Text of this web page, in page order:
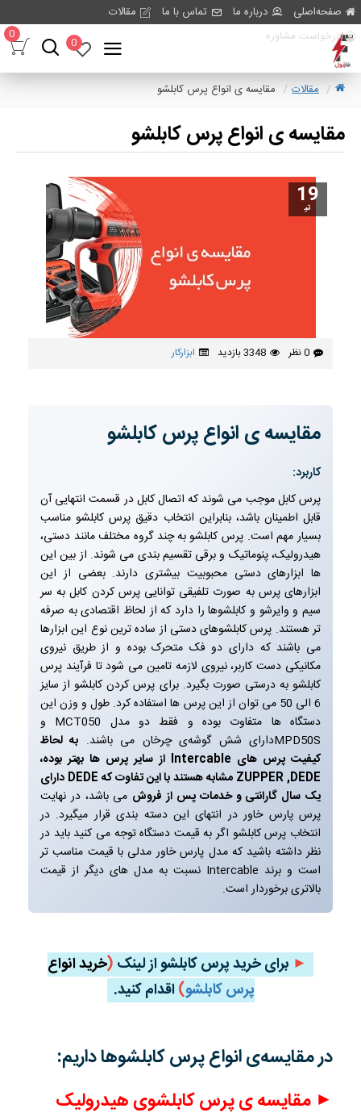
صفحه‌اصلی درباره ما تماس با ما
مقالات
درخواست مشاوره
0
0
مقالات مقایسه ی انواع پرس کابلشو
مقایسه ی انواع پرس کابلشو
19
تی‍
0 نظر 3348 بازدید ابزارکار
مقایسه ی انواع پرس کابلشو
کاربرد:
پرس کابل موجب می شوند که اتصال کابل در قسمت انتهایی آن
قابل اطمینان باشد، بنابراین انتخاب دقیق پرس کابلشو مناسب
بسیار مهم است. پرس کابلشوبه چند گروه مختلف مانند دستی،
هیدرولیک، پنوماتیک و برقی تقسیم بندی می شوند. از بین این
ها ابزارهای دستی محبوبیت بیشتری دارند. بعضی از این
ابزارهای پرس به صورت تلفیقی توانایی پرس کردن کابل به سر
سیم و وایرشو و کابلشوها را دارد که از لحاظ اقتصادی به صرفه
تر هستند. پرس کابلشوهای دستی از ساده ترین نوع این ابزارها
می باشند که دارای دو فک متحرک بوده و از طریق نیروی
مکانیکی دست کاربر، نیروی لازمه تامین می شود تا فرآیند پرس
کابلشو به درستی صورت بگیرد. برای پرس کردن کابلشو از سایز
6 الی 50 می توان از این پرس ها استفاده کرد. طول و وزن این
دستگاه ها متفاوت بوده و فقط دو مدل MCT050 و
MPD50Sدارای شش گوشه‌ی چرخان می باشند.
به لحاظ
کیفیت پرس های Intercable از سایر پرس ها بهتر بوده،
ZUPPER ,DEDE مشابه هستند با این تفاوت که DEDE دارای
یک سال گارانتی و خدمات پس از فروش می باشد، در نهایت
پرس پارس خاور در انتهای این دسته بندی قرار میگیرد. در
انتخاب پرس کابلشو اگر به قیمت دستگاه توجه می کنید باید در
نظر داشته باشید که مدل پارس خاور مدلی با قیمت مناسب تر
است و برند Intercable نسبت به مدل های دیگر از قیمت
بالاتری برخوردار است.
► برای خرید پرس کابلشو از لینک (خریدانواع
پرس کابلشو) اقدام کنید.
در مقایسه‌ی انواع پرس کابلشوها داریم:
► مقایسه ی پرس کابلشوی هیدرولیک